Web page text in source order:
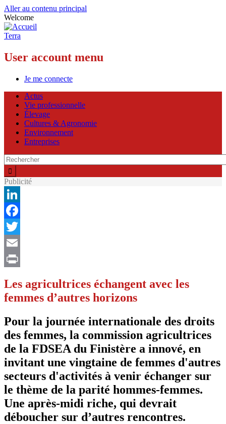
Aller au contenu principal
Welcome
Terra
User account menu
Je me connecte
Actus
Vie professionnelle
Élevage
Cultures & Agronomie
Environnement
Entreprises
Publicité
LinkedIn
Facebook
Twitter
Email
Les agricultrices échangent avec les
femmes d’autres horizons
Pour la journée internationale des droits
des femmes, la commission agricultrices
de la FDSEA du Finistère a innové, en
invitant une vingtaine de femmes d'autres
secteurs d'activités à venir échanger sur
le thème de la parité hommes-femmes.
Une après-midi riche, qui devrait
déboucher sur d’autres rencontres.